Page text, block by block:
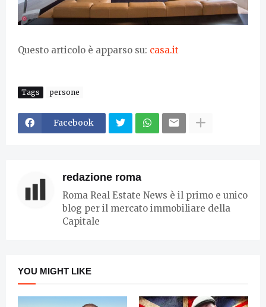
Questo articolo è apparso su: casa.it
Tags persone
Facebook
redazione roma
Roma Real Estate News è il primo e unico
blog per il mercato immobiliare della
Capitale
YOU MIGHT LIKE